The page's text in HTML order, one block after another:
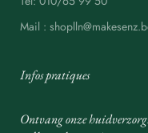
Mail :
Infos pratiques
Ontvang onze